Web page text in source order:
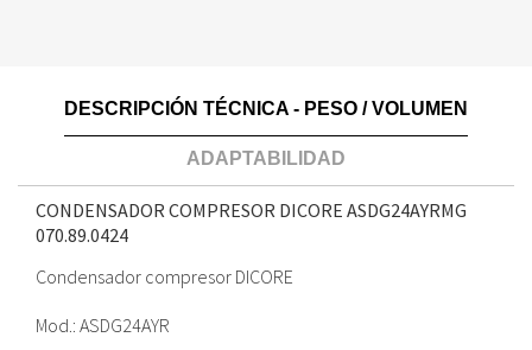
DESCRIPCIÓN TÉCNICA - PESO / VOLUMEN
ADAPTABILIDAD
CONDENSADOR COMPRESOR DICORE ASDG24AYRMG
070.89.0424
Condensador compresor DICORE
Mod.: ASDG24AYR